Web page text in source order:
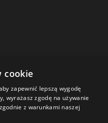
cookie
zapewnić lepszą wygodę
wyrażasz zgodę na używanie
z warunkami naszej